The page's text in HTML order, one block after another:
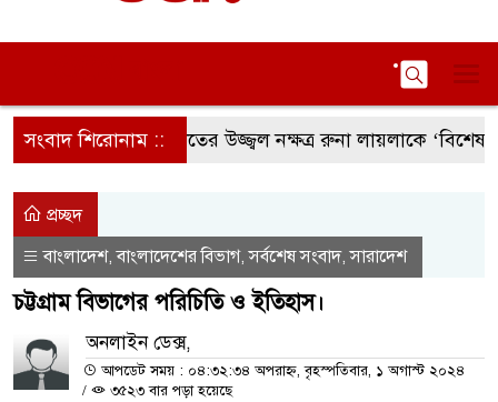
সংবাদ শিরোনাম ::সংগীতের উজ্জ্বল নক্ষত্র রুনা লায়লাকে ‘বিশেষ
প্রচ্ছদ
বাংলাদেশ,বাংলাদেশের বিভাগ,সর্বশেষ সংবাদ,সারাদেশ
চট্টগ্রাম বিভাগের পরিচিতি ও ইতিহাস।
অনলাইন ডেক্স,
আপডেট সময় : ০৪:৩২:৩৪ অপরাহ্ন, বৃহস্পতিবার, ১ অগাস্ট ২০২৪
/
৩৫২৩ বার পড়া হয়েছে